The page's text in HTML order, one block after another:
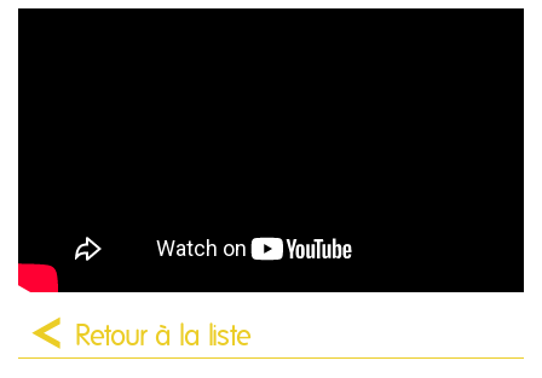
Retour à la liste